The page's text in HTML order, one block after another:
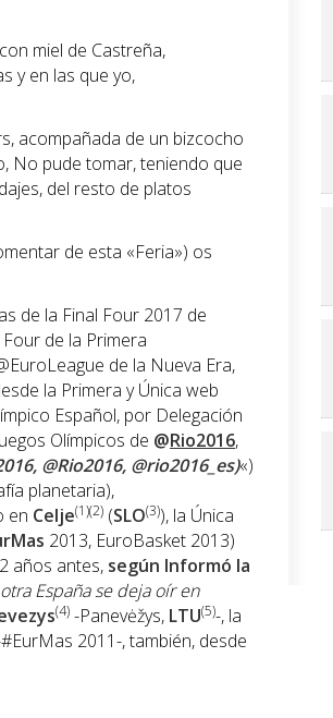
miel de Castreña,
y en las que yo,
acompañada de un bizcocho
No pude tomar, teniendo que
del resto de platos
de esta «Feria») os
de la Final Four 2017 de
de la Primera
de la Nueva Era,
la Primera y Única web
Español, por Delegación
Olímpicos de @Rio2016,
@Rio2016, @rio2016_es)«)
planetaria),
en Celje(1)(2) (SLO(3)), la Única
2013, EuroBasket 2013)
años antes, según Informó la
España se deja oír en
(4) -Panevėžys, LTU(5)-, la
2011-, también, desde